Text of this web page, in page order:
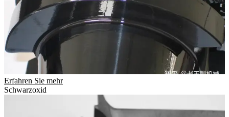
Erfahren Sie mehr
Schwarzoxid